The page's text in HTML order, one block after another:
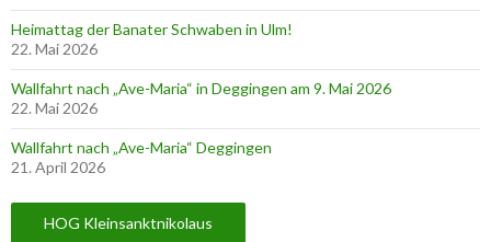
Heimattag der Banater Schwaben in Ulm!
22. Mai 2026
Wallfahrt nach „Ave-Maria“ in Deggingen am 9. Mai 2026
22. Mai 2026
Wallfahrt nach „Ave-Maria“ Deggingen
21. April 2026
HOG Kleinsanktnikolaus